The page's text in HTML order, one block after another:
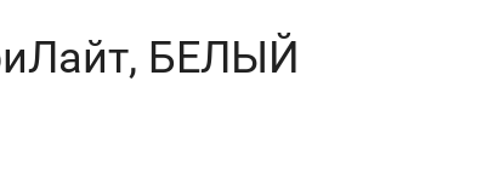
БЕЛЫЙ